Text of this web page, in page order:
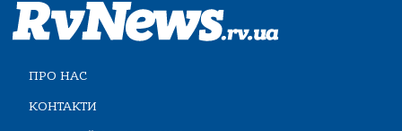
ПРО НАС
КОНТАКТИ